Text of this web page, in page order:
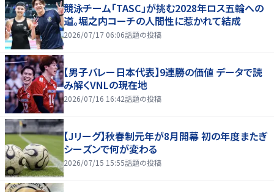
競泳チーム「TASC」が挑む2028年ロス五輪への
道。堀之内コーチの人間性に惹かれて結成
2026/07/17 06:06話題の投稿
【男子バレー日本代表】9連勝の価値 データで読
み解くVNLの現在地
2026/07/16 16:42話題の投稿
【Jリーグ】秋春制元年が8月開幕 初の年度またぎ
シーズンで何が変わる
2026/07/15 15:55話題の投稿